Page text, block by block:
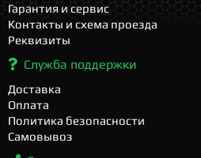
Гарантия и сервис
Контакты и схема проезда
Реквизиты
Служба поддержки
Доставка
Оплата
Политика безопасности
Самовывоз